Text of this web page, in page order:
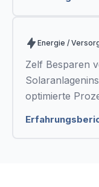
Energie /
Zelf Besparen
optimierte